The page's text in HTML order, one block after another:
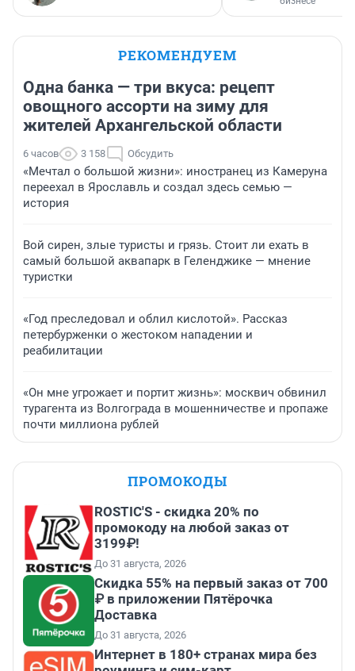
РЕКОМЕНДУЕМ
Одна банка — три вкуса: рецепт
овощного ассорти на зиму для
жителей Архангельской области
6 часов 3 158 Обсудить
«Мечтал о большой жизни»: иностранец из Камеруна
переехал в Ярославль и создал здесь семью —
история
Вой сирен, злые туристы и грязь. Стоит ли ехать в
самый большой аквапарк в Геленджике — мнение
туристки
«Год преследовал и облил кислотой». Рассказ
петербурженки о жестоком нападении и
реабилитации
«Он мне угрожает и портит жизнь»: москвич обвинил
турагента из Волгограда в мошенничестве и пропаже
почти миллиона рублей
ПРОМОКОДЫ
ROSTIC'S - скидка 20% по
промокоду на любой заказ от
3199₽!
До 31 августа, 2026
Скидка 55% на первый заказ от 700
₽ в приложении Пятёрочка
Доставка
До 31 августа, 2026
Интернет в 180+ странах мира без